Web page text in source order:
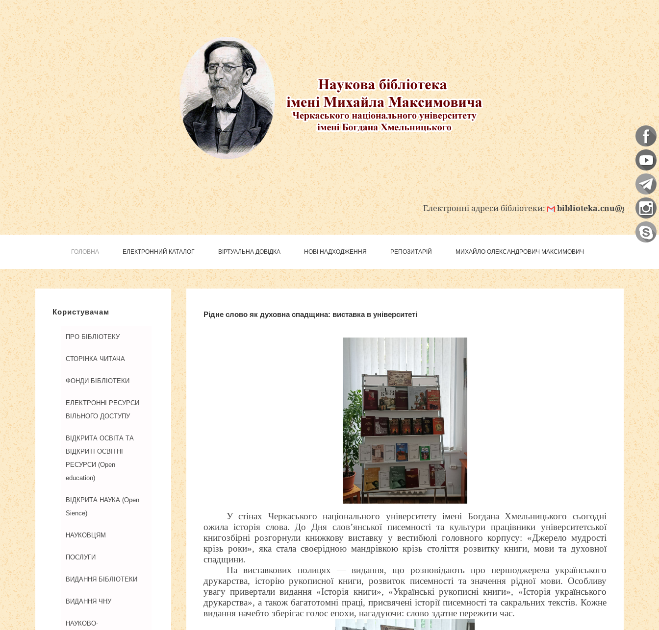
Електронні адреси бібліотеки: biblioteka.cnu@gmail.com
ГОЛОВНА ЕЛЕКТРОННИЙ КАТАЛОГ ВІРТУАЛЬНА ДОВІДКА НОВІ НАДХОДЖЕННЯ РЕПОЗИТАРІЙ МИХАЙЛО ОЛЕКСАНДРОВИЧ МАКСИМОВИЧ
Користувачам
ПРО БІБЛІОТЕКУ
СТОРІНКА ЧИТАЧА
ФОНДИ БІБЛІОТЕКИ
ЕЛЕКТРОННІ РЕСУРСИ
ВІЛЬНОГО ДОСТУПУ
ВІДКРИТА ОСВІТА ТА
ВІДКРИТІ ОСВІТНІ
РЕСУРСИ (Open
education)
ВІДКРИТА НАУКА (Open
Sience)
НАУКОВЦЯМ
ПОСЛУГИ
ВИДАННЯ БІБЛІОТЕКИ
ВИДАННЯ ЧНУ
НАУКОВО-
Шаблоны для Joomla 3
Рідне слово як духовна спадщина: виставка в університеті
У стінах Черкаського національного університету імені Богдана Хмельницького сьогодні
ожила історія слова. До Дня слов’янської писемності та культури працівники університетської
книгозбірні розгорнули книжкову виставку у вестибюлі головного корпусу: «Джерело мудрості
крізь роки», яка стала своєрідною мандрівкою крізь століття розвитку книги, мови та духовної
спадщини.
На виставкових полицях — видання, що розповідають про першоджерела українського
друкарства, історію рукописної книги, розвиток писемності та значення рідної мови. Особливу
увагу привертали видання «Історія книги», «Українські рукописні книги», «Історія українського
друкарства», а також багатотомні праці, присвячені історії писемності та сакральних текстів. Кожне
видання начебто зберігає голос епохи, нагадуючи: слово здатне пережити час.